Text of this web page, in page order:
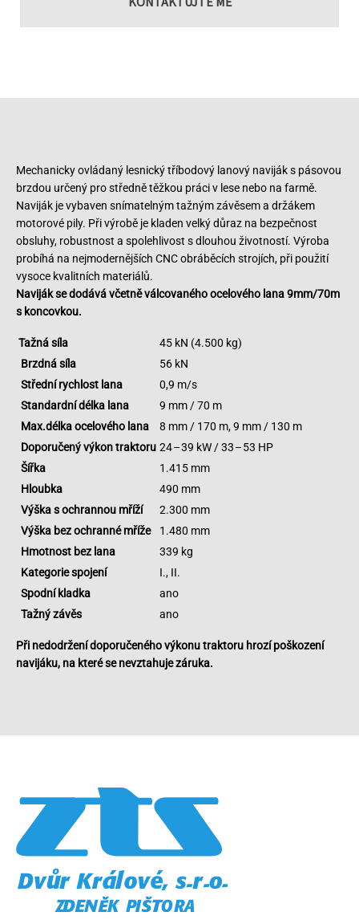
Mechanicky ovládaný lesnický tříbodový lanový naviják s pásovou
brzdou určený pro středně těžkou práci v lese nebo na farmě.
Naviják je vybaven snímatelným tažným závěsem a držákem
motorové pily. Při výrobě je kladen velký důraz na bezpečnost
obsluhy, robustnost a spolehlivost s dlouhou životností. Výroba
probíhá na nejmodernějších CNC obráběcích strojích, při použití
vysoce kvalitních materiálů.
Naviják se dodává včetně válcovaného ocelového lana 9mm/70m
s koncovkou.
Tažná síla
45 kN (4.500 kg)
Brzdná síla
56 kN
Střední rychlost lana
0,9 m/s
Standardní délka lana
9 mm / 70 m
Max.délka ocelového lana
8 mm / 170 m, 9 mm / 130 m
Doporučený výkon traktoru 24 – 39 kW / 33 – 53 HP
Šířka
1.415 mm
Hloubka
490 mm
Výška s ochrannou mříží
2.300 mm
Výška bez ochranné mříže
1.480 mm
Hmotnost bez lana
339 kg
Kategorie spojení
I., II.
Spodní kladka
ano
Tažný závěs
ano
Při nedodržení doporučeného výkonu traktoru hrozí poškození
navijáku, na které se nevztahuje záruka.